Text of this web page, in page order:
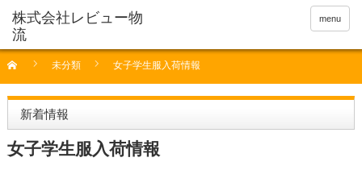
menu
未分類 女子学生服入荷情報
新着情報
女子学生服入荷情報